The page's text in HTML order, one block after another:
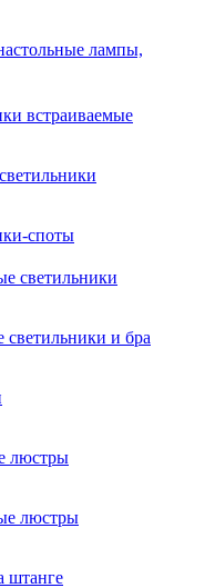
лампы,
встраиваемые
споты
светильники
светильники и бра
люстры
люстры
штанге